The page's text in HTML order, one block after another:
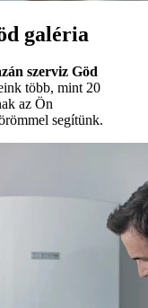
galéria
szerviz Göd
több, mint 20
az Ön
segítünk.